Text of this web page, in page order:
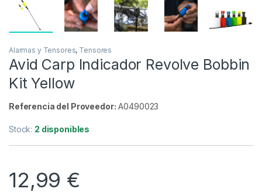
Alarmas y Tensores, Tensores
Avid Carp Indicador Revolve Bobbin
Kit Yellow
Referencia del Proveedor: A0490023
Stock: 2 disponibles
12,99 €